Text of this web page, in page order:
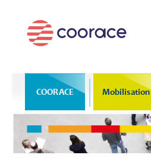
COORACE Mobilisation